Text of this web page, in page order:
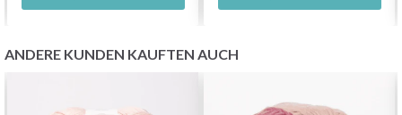
ANDERE KUNDEN KAUFTEN AUCH